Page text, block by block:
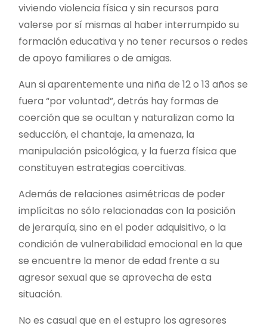
viviendo violencia física y sin recursos para
valerse por sí mismas al haber interrumpido su
formación educativa y no tener recursos o redes
de apoyo familiares o de amigas.
Aun si aparentemente una niña de 12 o 13 años se
fuera “por voluntad”, detrás hay formas de
coerción que se ocultan y naturalizan como la
seducción, el chantaje, la amenaza, la
manipulación psicológica, y la fuerza física que
constituyen estrategias coercitivas.
Además de relaciones asimétricas de poder
implícitas no sólo relacionadas con la posición
de jerarquía, sino en el poder adquisitivo, o la
condición de vulnerabilidad emocional en la que
se encuentre la menor de edad frente a su
agresor sexual que se aprovecha de esta
situación.
No es casual que en el estupro los agresores